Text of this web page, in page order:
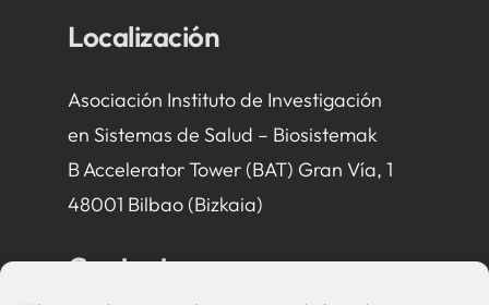
Localización
Asociación Instituto de Investigación
en Sistemas de Salud – Biosistemak
B Accelerator Tower (BAT) Gran Vía, 1
48001 Bilbao (Bizkaia)
Contacto